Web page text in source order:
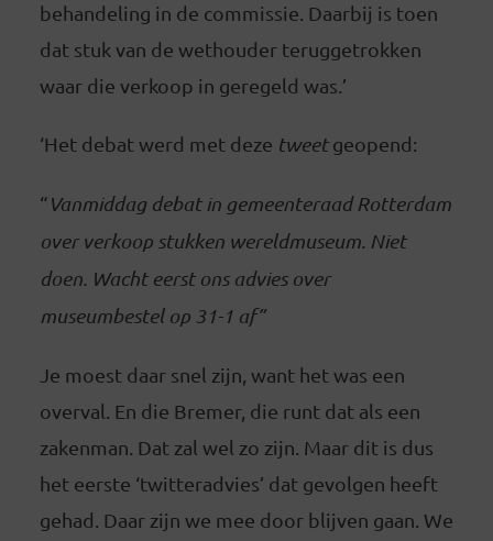
behandeling in de commissie. Daarbij is toen
dat stuk van de wethouder teruggetrokken
waar die verkoop in geregeld was.’
‘Het debat werd met deze tweetgeopend:
“Vanmiddag debat in gemeenteraad Rotterdam
over verkoop stukken wereldmuseum. Niet
doen. Wacht eerst ons advies over
museumbestel op 31-1 af”
Je moest daar snel zijn, want het was een
overval. En die Bremer, die runt dat als een
zakenman. Dat zal wel zo zijn. Maar dit is dus
het eerste ‘twitteradvies’ dat gevolgen heeft
gehad. Daar zijn we mee door blijven gaan. We